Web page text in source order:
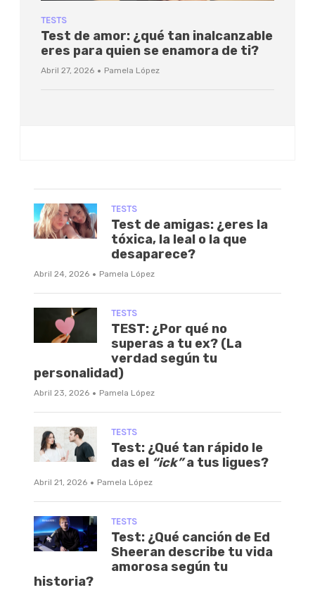
TESTS
Test de amor: ¿qué tan inalcanzable
eres para quien se enamora de ti?
Abril 27, 2026 · Pamela López
TESTS
Test de amigas: ¿eres la
tóxica, la leal o la que
desaparece?
Abril 24, 2026 · Pamela López
TESTS
TEST: ¿Por qué no
superas a tu ex? (La
verdad según tu
personalidad)
Abril 23, 2026 · Pamela López
TESTS
Test: ¿Qué tan rápido le
das el “ick”a tus ligues?
Abril 21, 2026 · Pamela López
TESTS
Test: ¿Qué canción de Ed
Sheeran describe tu vida
amorosa según tu
historia?